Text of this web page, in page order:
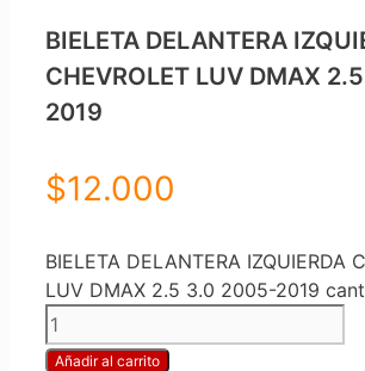
BIELETA DELANTERA
CHEVROLET LUV DMAX
2019
$12.000
BIELETA DELANTERA IZQUIERDA
LUV DMAX 2.5 3.0 2005-2019
Añadir al carrito